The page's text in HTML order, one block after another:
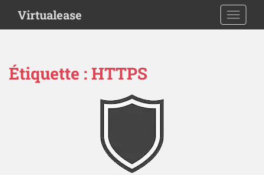
i
Virtualease
Étiquette :HTTPS